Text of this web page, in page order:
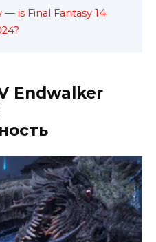
— is Final Fantasy 14
Endwalker